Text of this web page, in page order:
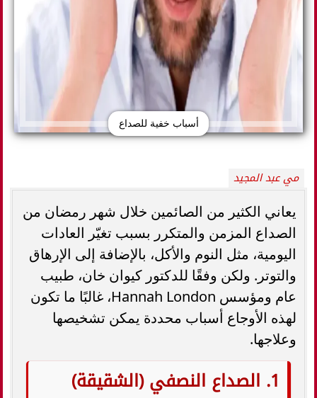
أسباب خفية للصداع
مي عبد المجيد
يعاني الكثير من الصائمين خلال شهر رمضان من
الصداع المزمن والمتكرر بسبب تغيّر العادات
اليومية، مثل النوم والأكل، بالإضافة إلى الإرهاق
والتوتر. ولكن وفقًا للدكتور كيوان خان، طبيب
عام ومؤسس Hannah London، غالبًا ما تكون
لهذه الأوجاع أسباب محددة يمكن تشخيصها
وعلاجها.
1. الصداع النصفي (الشقيقة)